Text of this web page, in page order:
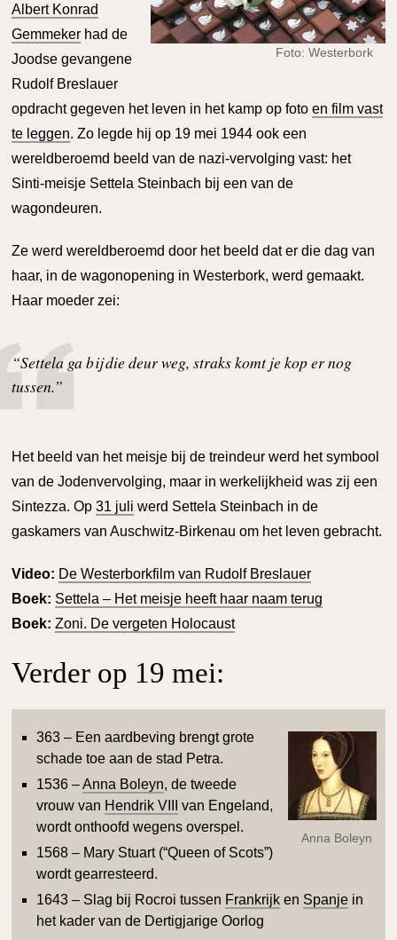
Foto: Westerbork
Albert Konrad
Gemmeker had de
Joodse gevangene
Rudolf Breslauer
opdracht gegeven het leven in het kamp op fotoen film vast
te leggen. Zo legde hij op 19 mei 1944 ook een
wereldberoemd beeld van de nazi-vervolging vast: het
Sinti-meisje Settela Steinbach bij een van de
wagondeuren.
Ze werd wereldberoemd door het beeld dat er die dag van
haar, in de wagonopening in Westerbork, werd gemaakt.
Haar moeder zei:
“Settela ga bij die deur weg, straks komt je kop er nog
tussen.”
Het beeld van het meisje bij de treindeur werd het symbool
van de Jodenvervolging, maar in werkelijkheid was zij een
Sintezza. Op31 juli werd Settela Steinbach in de
gaskamers van Auschwitz-Birkenau om het leven gebracht.
Video: De Westerborkfilm van Rudolf Breslauer
Boek: Settela – Het meisje heeft haar naam terug
Boek: Zoni. De vergeten Holocaust
Verder op 19 mei:
Anna Boleyn
363 – Een aardbeving brengt grote
schade toe aan de stad Petra.
1536 –Anna Boleyn, de tweede
vrouw van Hendrik VIII
van Engeland,
wordt onthoofd wegens overspel.
1568 – Mary Stuart (“Queen of Scots”)
wordt gearresteerd.
1643 – Slag bij Rocroi tussen Frankrijk en Spanje in
het kader van de Dertigjarige Oorlog